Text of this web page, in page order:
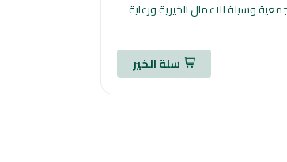
وسيلة للاعمال الخيرية ورعاية
سلة الخير